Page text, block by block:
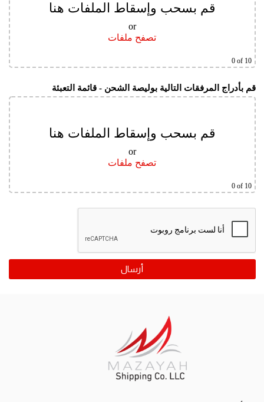
قم بسحب وإسقاط الملفات هنا
or
تصفح ملفات
0of 10
قم بأدراج المرفقات التالية بوليصة الشحن - قائمة التعبئة
قم بسحب وإسقاط الملفات هنا
or
تصفح ملفات
0of 10